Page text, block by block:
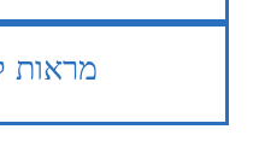
מראות